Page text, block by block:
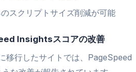
スクリプトサイズ削減が可能
Insightsスコアの改善
移行したサイトでは、PageSpeed